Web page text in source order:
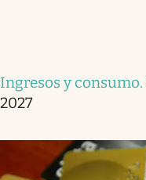
Ingresos y consumo.
2027